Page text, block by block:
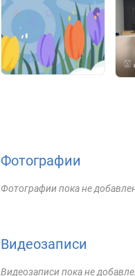
Фотографии
Фотографии пока не
Видеозаписи
Видеозаписи пока не